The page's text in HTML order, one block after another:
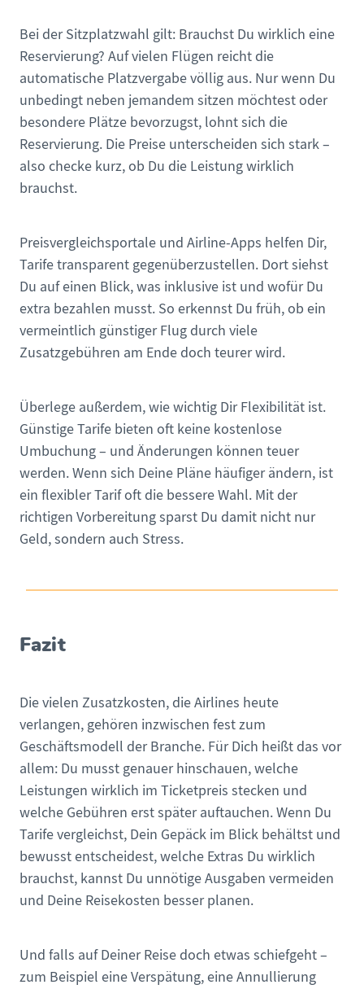
Bei der Sitzplatzwahl gilt: Brauchst Du wirklich eine
Reservierung? Auf vielen Flügen reicht die
automatische Platzvergabe völlig aus. Nur wenn Du
unbedingt neben jemandem sitzen möchtest oder
besondere Plätze bevorzugst, lohnt sich die
Reservierung. Die Preise unterscheiden sich stark –
also checke kurz, ob Du die Leistung wirklich
brauchst.
Preisvergleichsportale und Airline-Apps helfen Dir,
Tarife transparent gegenüberzustellen. Dort siehst
Du auf einen Blick, was inklusive ist und wofür Du
extra bezahlen musst. So erkennst Du früh, ob ein
vermeintlich günstiger Flug durch viele
Zusatzgebühren am Ende doch teurer wird.
Überlege außerdem, wie wichtig Dir Flexibilität ist.
Günstige Tarife bieten oft keine kostenlose
Umbuchung – und Änderungen können teuer
werden. Wenn sich Deine Pläne häufiger ändern, ist
ein flexibler Tarif oft die bessere Wahl. Mit der
richtigen Vorbereitung sparst Du damit nicht nur
Geld, sondern auch Stress.
Fazit
Die vielen Zusatzkosten, die Airlines heute
verlangen, gehören inzwischen fest zum
Geschäftsmodell der Branche. Für Dich heißt das vor
allem: Du musst genauer hinschauen, welche
Leistungen wirklich im Ticketpreis stecken und
welche Gebühren erst später auftauchen. Wenn Du
Tarife vergleichst, Dein Gepäck im Blick behältst und
bewusst entscheidest, welche Extras Du wirklich
brauchst, kannst Du unnötige Ausgaben vermeiden
und Deine Reisekosten besser planen.
Und falls auf Deiner Reise doch etwas schiefgeht –
zum Beispiel eine Verspätung, eine Annullierung